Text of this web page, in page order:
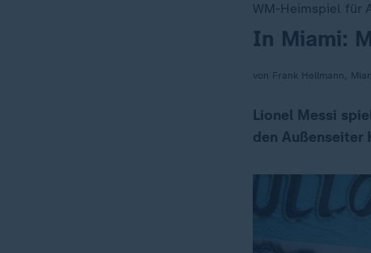
WM-Heimspiel für
:In Miami:
von Frank Hellmann,
Lionel Messi
den Außenseiter